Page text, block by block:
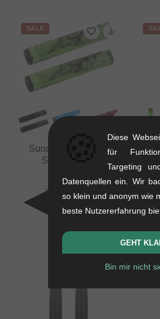
SALE
Sunday Bikes "Jake
Seeley" Griffe
10.04
EUR
8.36EUR
- 17 %
The
Diese
für
Targeting
Datenquellen ein. Wir
so klein und anonym wie
beste Nutzererfahrung
GEHT
Bin mir nicht